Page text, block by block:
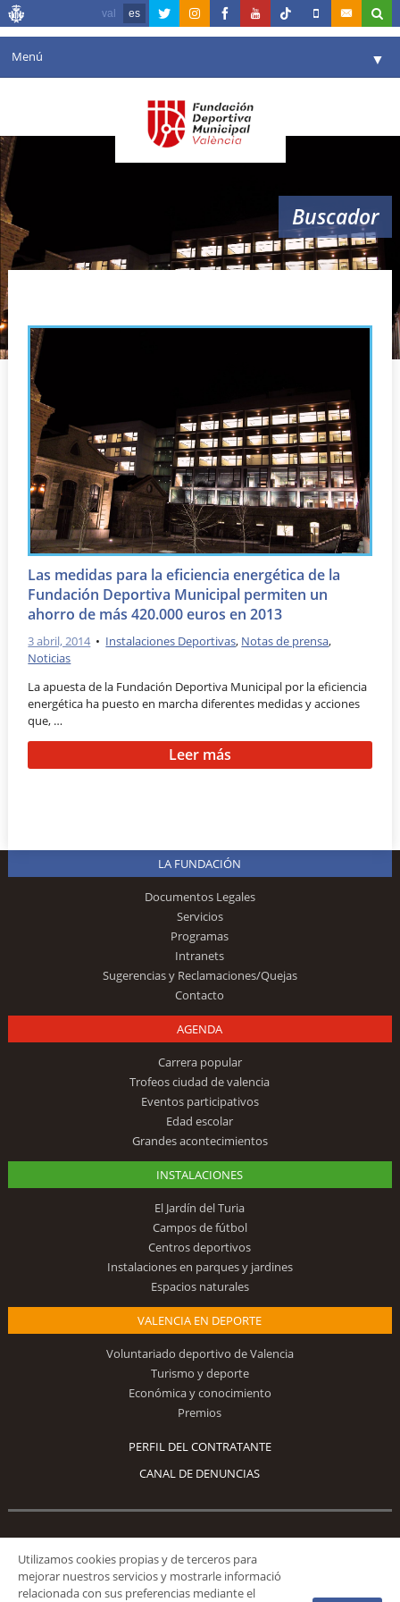
val es
Menú ▼
Agenda
Comunicación ▼
Valencia en deporte ▼
Reservas
Buscador
energia
Las medidas para la eficiencia energética de la
Fundación Deportiva Municipal permiten un
ahorro de más 420.000 euros en 2013
3 abril, 2014 • Instalaciones Deportivas, Notas de prensa,
Noticias
La apuesta de la Fundación Deportiva Municipal por la eficiencia
energética ha puesto en marcha diferentes medidas y acciones
que, …
Leer más
LA FUNDACIÓN
Documentos Legales
Servicios
Programas
Intranets
Sugerencias y Reclamaciones/Quejas
Contacto
AGENDA
Carrera popular
Trofeos ciudad de valencia
Eventos participativos
Edad escolar
Grandes acontecimientos
INSTALACIONES
El Jardín del Turia
Campos de fútbol
Centros deportivos
Instalaciones en parques y jardines
Espacios naturales
VALENCIA EN DEPORTE
Voluntariado deportivo de Valencia
Turismo y deporte
Económica y conocimiento
Premios
PERFIL DEL CONTRATANTE
CANAL DE DENUNCIAS
Síguenos
Utilizamos cookies propias y de terceros para
mejorar nuestros servicios y mostrarle informació
relacionada con sus preferencias mediante el